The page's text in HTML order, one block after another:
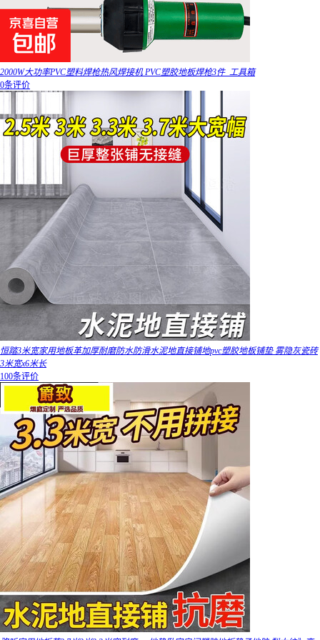
2000W大功率PVC塑料焊枪热风焊接机 PVC塑胶地板焊枪3件_工具箱
0条评价
恒踏3米宽家用地板革加厚耐磨防水防滑水泥地直接铺地pvc塑胶地板铺垫 雾隐灰瓷砖
3米宽x6米长
100条评价